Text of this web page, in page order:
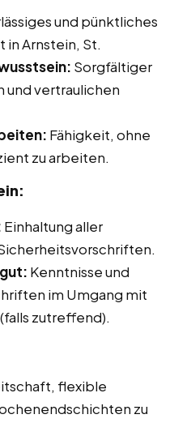
und pünktliches
in Arnstein, St.
Sorgfältiger
und vertraulichen
Fähigkeit, ohne
zu arbeiten.
Einhaltung aller
Kenntnisse und
im Umgang mit
zutreffend).
flexible
zu